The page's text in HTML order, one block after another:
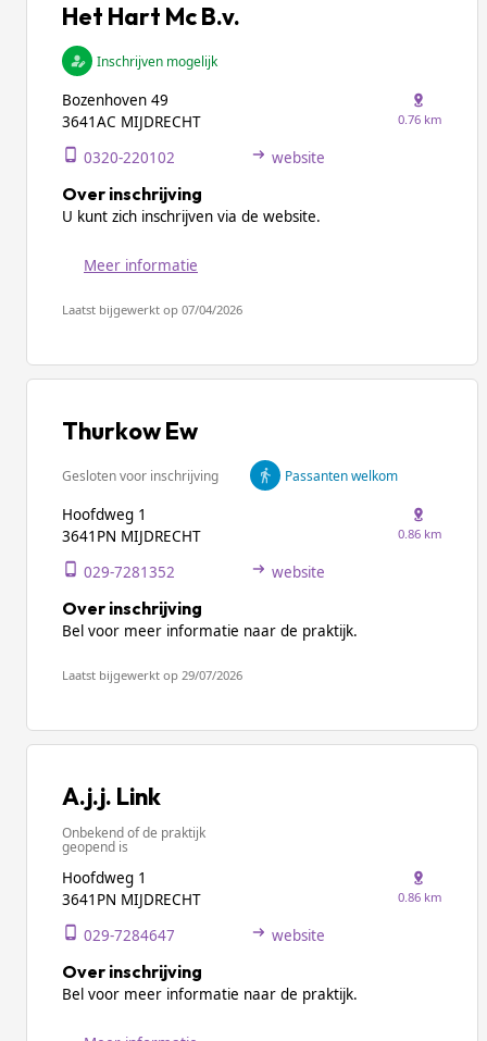
Het Hart Mc B.v.
Inschrijven mogelijk
Bozenhoven 49
3641AC MIJDRECHT
0.76 km
0320-220102 website
Over inschrijving
U kunt zich inschrijven via de website.
Meer informatie
Laatst bijgewerkt op 07/04/2026
Thurkow Ew
Gesloten voor inschrijving Passanten welkom
Hoofdweg 1
3641PN MIJDRECHT
0.86 km
029-7281352 website
Over inschrijving
Bel voor meer informatie naar de praktijk.
Laatst bijgewerkt op 29/07/2026
A.j.j. Link
Onbekend of de praktijk
geopend is
Hoofdweg 1
3641PN MIJDRECHT
0.86 km
029-7284647 website
Over inschrijving
Bel voor meer informatie naar de praktijk.